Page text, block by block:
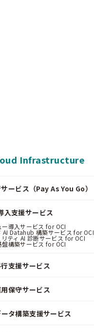
Infrastructure
ービス（Pay As You Go）
入支援サービス
ー導入サービス for OCI
AI Datahub 構築サービス for OCI
ティ AI 診断サービス for OCI
盤構築サービス for OCI
支援サービス
保守サービス
タ構築支援サービス